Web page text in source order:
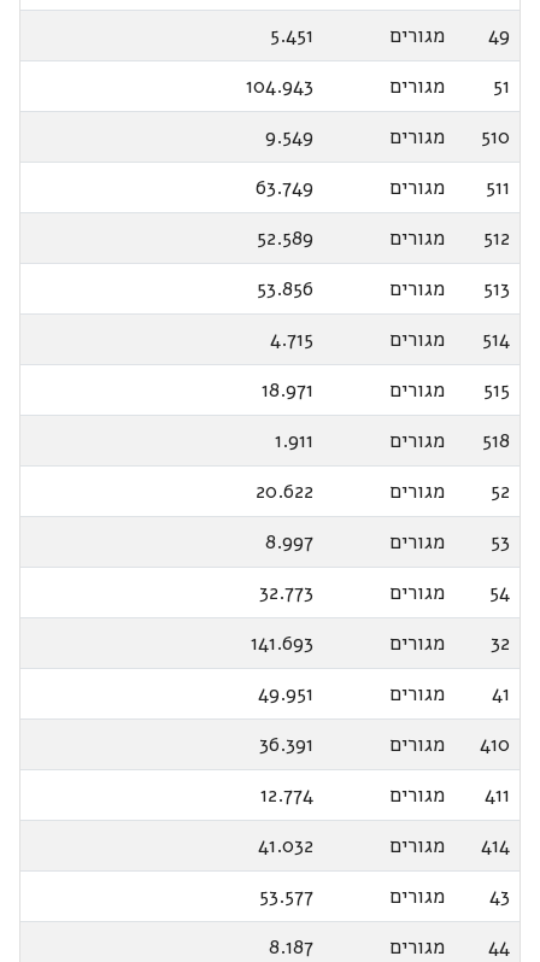
49
מגורים
5.451
51
מגורים
104.943
510
מגורים
9.549
511
מגורים
63.749
512
מגורים
52.589
513
מגורים
53.856
514
מגורים
4.715
515
מגורים
18.971
518
מגורים
1.911
52
מגורים
20.622
53
מגורים
8.997
54
מגורים
32.773
32
מגורים
141.693
41
מגורים
49.951
410
מגורים
36.391
411
מגורים
12.774
414
מגורים
41.032
43
מגורים
53.577
44
מגורים
8.187